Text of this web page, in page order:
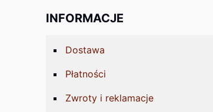
INFORMACJE
Dostawa
Płatności
Zwroty i reklamacje